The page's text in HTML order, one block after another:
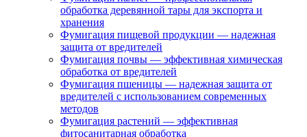
обработка деревянной тары для экспорта и
хранения
Фумигация пищевой продукции — надежная
защита от вредителей
Фумигация почвы — эффективная химическая
обработка от вредителей
Фумигация пшеницы — надежная защита от
вредителей с использованием современных
методов
Фумигация растений — эффективная
фитосанитарная обработка